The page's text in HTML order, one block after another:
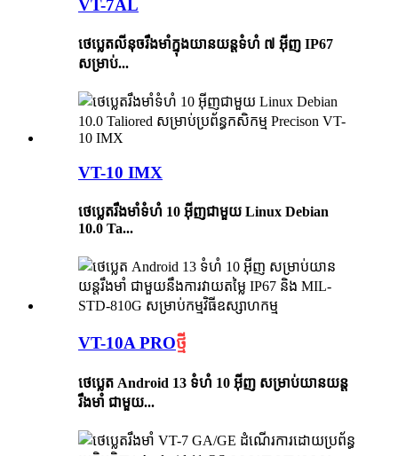
VT-7AL
ថេប្លេតលីនុចរឹងមាំក្នុងយានយន្តទំហំ ៧ អ៊ីញ IP67
សម្រាប់...
VT-10 IMX
ថេប្លេតរឹងមាំទំហំ 10 អ៊ីញជាមួយ Linux Debian
10.0 Ta...
VT-10A PROថ្មី
ថេប្លេត Android 13 ទំហំ 10 អ៊ីញ សម្រាប់យានយន្ត
រឹងមាំ ជាមួយ...